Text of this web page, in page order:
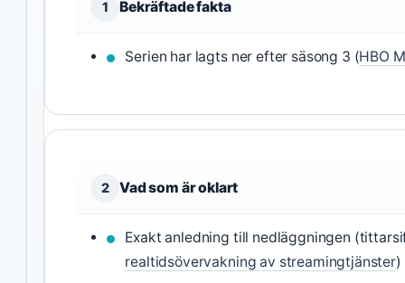
1 Bekräftade fakta
Serien har lagts ner efter säsong 3 (HBO
2 Vad som är oklart
Exakt anledning till nedläggningen
realtidsövervakning av streamingtjänster)